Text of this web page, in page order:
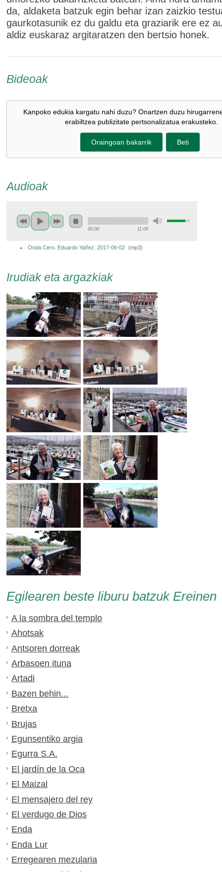
da, aldaketa batzuk egin behar izan zaizkio
gaurkotasunik ez du galdu eta graziarik ere ez
aldiz euskaraz argitaratzen den bertsio honek.
Bideoak
Kanpoko edukia kargatu nahi duzu? Onartzen duzu
erabiltzea publizitate pertsonalizatua erakusteko.
Oraingoan bakarrik Beti
Audioak
00:00 11:00
Onda Cero. Eduardo Yañez. 2017-06-02 (mp3)
Irudiak eta argazkiak
Egilearen beste liburu batzuk Ereinen
A la sombra del templo
Ahotsak
Antsoren dorreak
Arbasoen ituna
Artadi
Bazen behin...
Bretxa
Brujas
Egunsentiko argia
Egurra S.A.
El jardín de la Oca
El Maizal
El mensajero del rey
El verdugo de Dios
Enda
Enda Lur
Erregearen mezularia